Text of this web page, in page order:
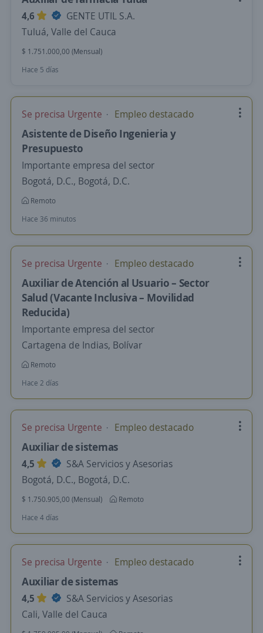
4,6
GENTE UTIL S.A.
Tuluá, Valle del Cauca
$ 1.751.000,00 (Mensual)
Hace 5 días
Se precisa Urgente Empleo destacado
Asistente de Diseño Ingenieria y
Presupuesto
Importante empresa del sector
Bogotá, D.C., Bogotá, D.C.
Remoto
Hace 36 minutos
Se precisa Urgente Empleo destacado
Auxiliar de Atención al Usuario – Sector
Salud (Vacante Inclusiva – Movilidad
Reducida)
Importante empresa del sector
Cartagena de Indias, Bolívar
Remoto
Hace 2 días
Se precisa Urgente Empleo destacado
Auxiliar de sistemas
4,5
S&A Servicios y Asesorias
Bogotá, D.C., Bogotá, D.C.
$ 1.750.905,00 (Mensual)
Remoto
Hace 4 días
Se precisa Urgente Empleo destacado
Auxiliar de sistemas
4,5
S&A Servicios y Asesorias
Cali, Valle del Cauca